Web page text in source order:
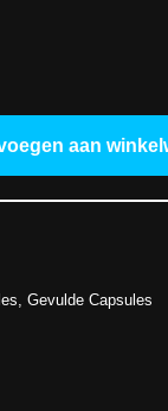
aan
, Gevulde Capsules